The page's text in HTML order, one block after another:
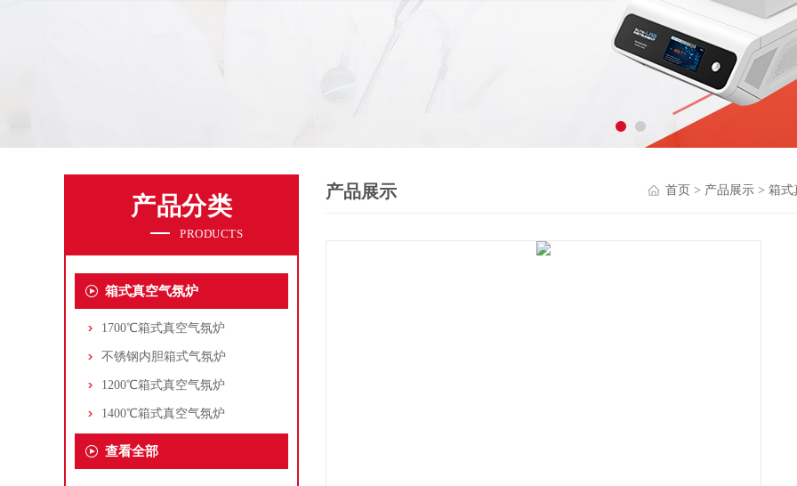
产品分类
PRODUCTS
箱式真空气氛炉
1700℃箱式真空气氛炉
不锈钢内胆箱式气氛炉
1200℃箱式真空气氛炉
1400℃箱式真空气氛炉
查看全部
产品展示 首页 > 产品展示 > 箱式